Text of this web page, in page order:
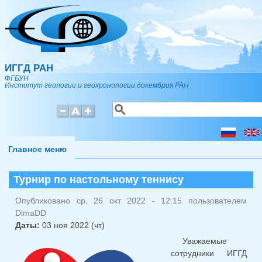
Перейти к основному содержанию
ИГГД РАН
ФГБУН
Институт геологии и геохронологии докембрия РАН
Форма поиска
Поиск
Главное меню
Турнир по настольному теннису
Опубликовано ср, 26 окт 2022 - 12:15 пользователем
DimaDD
Даты: 03 ноя 2022 (чт)
Уважаемые
сотрудники ИГГД